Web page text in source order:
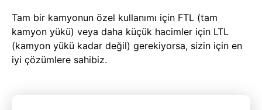
Tam bir kamyonun özel kullanımı için FTL (tam
kamyon yükü) veya daha küçük hacimler için LTL
(kamyon yükü kadar değil) gerekiyorsa, sizin için en
iyi çözümlere sahibiz.